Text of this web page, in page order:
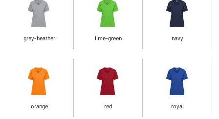
grey-heather lime-green navy
orange red royal